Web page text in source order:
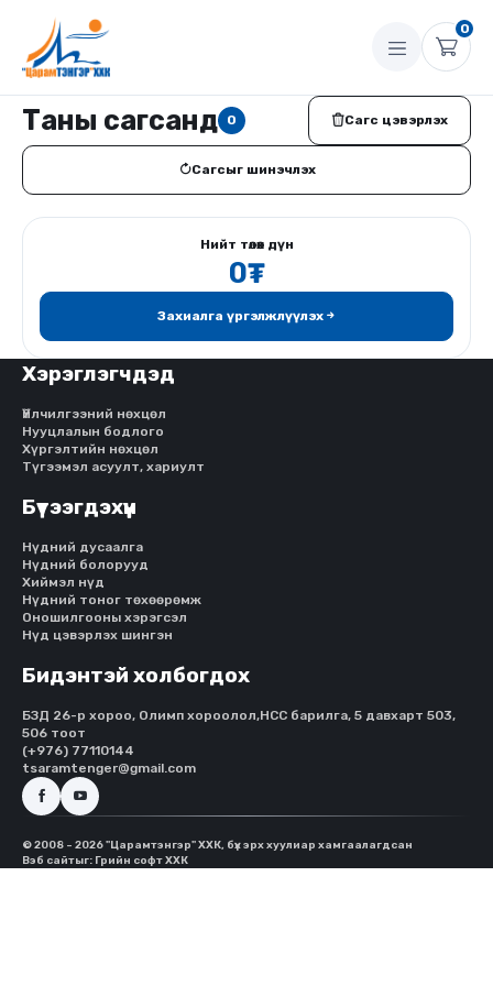
0
Таны сагсанд 0 Сагс цэвэрлэх
Сагсыг шинэчлэх
Нийт төлөх дүн
0₮
Захиалга үргэлжлүүлэх
Хэрэглэгчдэд
Үйлчилгээний нөхцөл
Нууцлалын бодлого
Хүргэлтийн нөхцөл
Түгээмэл асуулт, хариулт
Бүтээгдэхүүн
Нүдний дусаалга
Нүдний болорууд
Хиймэл нүд
Нүдний тоног төхөөрөмж
Оношилгооны хэрэгсэл
Нүд цэвэрлэх шингэн
Бидэнтэй холбогдох
БЗД 26-р хороо, Олимп хороолол,HCC барилга, 5 давхарт 503,
506 тоот
(+976) 77110144
tsaramtenger@gmail.com
© 2008 - 2026 "Царамтэнгэр" ХХК, бүх эрх хуулиар хамгаалагдсан
Вэб сайтыг: Грийн софт ХХК